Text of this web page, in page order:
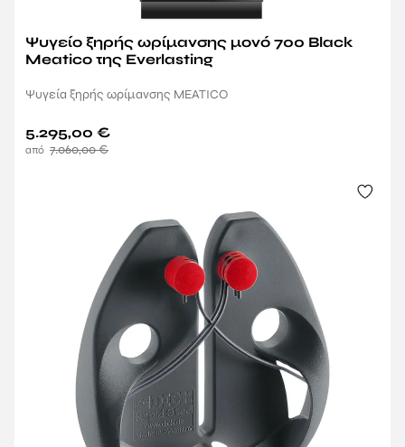
Ψυγείο ξηρής ωρίμανσης μονό 700 Black
Meatico της Everlasting
Ψυγεία ξηρής ωρίμανσης MEATICO
7.060,00€
5.295,00 €